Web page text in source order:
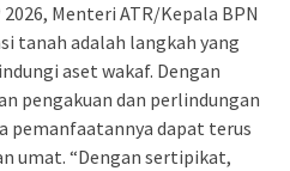
Menteri ATR/Kepala BPN
tanah adalah langkah yang
aset wakaf. Dengan
pengakuan dan perlindungan
pemanfaatannya dapat terus
umat. “Dengan sertipikat,